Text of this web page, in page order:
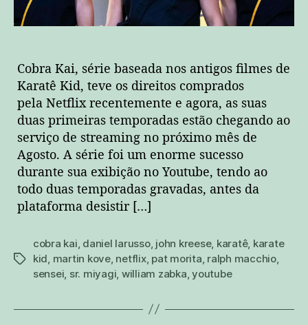
Cobra Kai, série baseada nos antigos filmes de
Karatê Kid, teve os direitos comprados
pela Netflix recentemente e agora, as suas
duas primeiras temporadas estão chegando ao
serviço de streaming no próximo mês de
Agosto. A série foi um enorme sucesso
durante sua exibição no Youtube, tendo ao
todo duas temporadas gravadas, antes da
plataforma desistir […]
tags
cobra kai, daniel larusso, john kreese, karatê, karate
kid, martin kove, netflix, pat morita, ralph macchio,
sensei, sr. miyagi, william zabka,youtube